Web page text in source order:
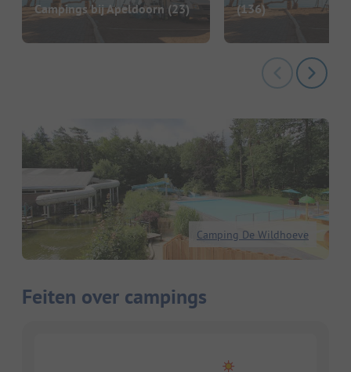
Campings bij Apeldoorn (23)
(136)
Camping De Wildhoeve
Feiten over campings